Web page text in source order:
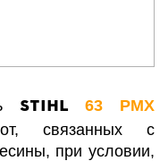
STIHL
63 PMX
связанных с
при условии,